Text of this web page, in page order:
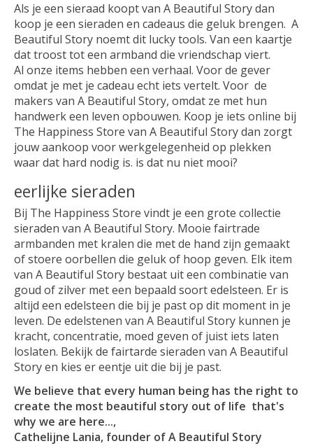
Als je een sieraad koopt van A Beautiful Story dan
koop je een sieraden en cadeaus die geluk brengen. A
Beautiful Story noemt dit lucky tools. Van een kaartje
dat troost tot een armband die vriendschap viert.
Al onze items hebben een verhaal. Voor de gever
omdat je met je cadeau echt iets vertelt. Voor de
makers van A Beautiful Story, omdat ze met hun
handwerk een leven opbouwen. Koop je iets online bij
The Happiness Store van A Beautiful Story dan zorgt
jouw aankoop voor werkgelegenheid op plekken
waar dat hard nodig is. is dat nu niet mooi?
eerlijke sieraden
Bij The Happiness Store vindt je een grote collectie
sieraden van A Beautiful Story. Mooie fairtrade
armbanden met kralen die met de hand zijn gemaakt
of stoere oorbellen die geluk of hoop geven. Elk item
van A Beautiful Story bestaat uit een combinatie van
goud of zilver met een bepaald soort edelsteen. Er is
altijd een edelsteen die bij je past op dit moment in je
leven. De edelstenen van A Beautiful Story kunnen je
kracht, concentratie, moed geven of juist iets laten
loslaten. Bekijk de fairtarde sieraden van A Beautiful
Story en kies er eentje uit die bij je past.
We believe that every human being has the right to
create the most beautiful story out of life that's
why we are here...,
Cathelijne Lania, founder of A Beautiful Story